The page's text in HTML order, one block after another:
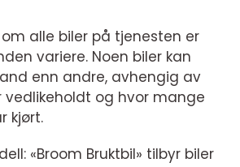
om alle biler på tjenesten er
variere. Noen biler kan
enn andre, avhengig av
vedlikeholdt og hvor mange
kjørt.
«Broom Bruktbil» tilbyr biler